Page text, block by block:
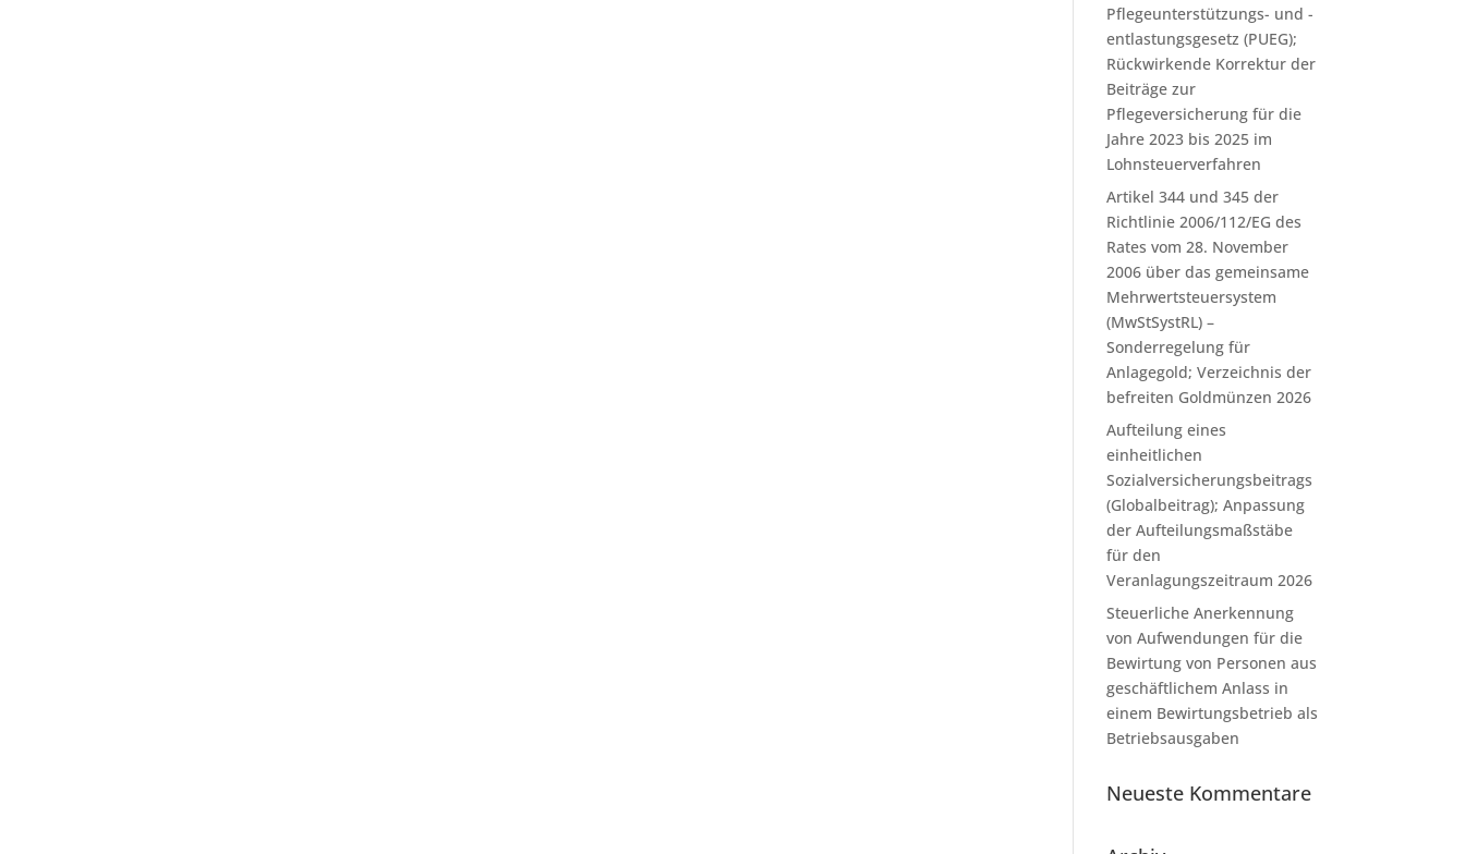
Pflegeunterstützungs- und -
entlastungsgesetz (PUEG);
Rückwirkende Korrektur der
Beiträge zur
Pflegeversicherung für die
Jahre 2023 bis 2025 im
Lohnsteuerverfahren
Artikel 344 und 345 der
Richtlinie 2006/112/EG des
Rates vom 28. November
2006 über das gemeinsame
Mehrwertsteuersystem
(MwStSystRL) –
Sonderregelung für
Anlagegold; Verzeichnis der
befreiten Goldmünzen 2026
Aufteilung eines
einheitlichen
Sozialversicherungsbeitrags
(Globalbeitrag); Anpassung
der Aufteilungsmaßstäbe
für den
Veranlagungszeitraum 2026
Steuerliche Anerkennung
von Aufwendungen für die
Bewirtung von Personen aus
geschäftlichem Anlass in
einem Bewirtungsbetrieb als
Betriebsausgaben
Neueste Kommentare